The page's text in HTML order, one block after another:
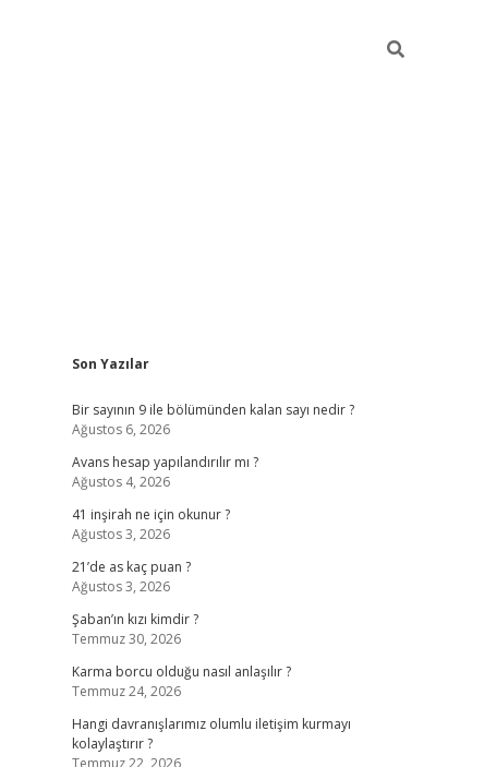
Sidebar
Son Yazılar
Bir sayının 9 ile bölümünden kalan sayı nedir ?
Ağustos 6, 2026
Avans hesap yapılandırılır mı ?
Ağustos 4, 2026
41 inşirah ne için okunur ?
Ağustos 3, 2026
21’de as kaç puan ?
Ağustos 3, 2026
Şaban’ın kızı kimdir ?
Temmuz 30, 2026
Karma borcu olduğu nasıl anlaşılır ?
Temmuz 24, 2026
Hangi davranışlarımız olumlu iletişim kurmayı
kolaylaştırır ?
Temmuz 22, 2026